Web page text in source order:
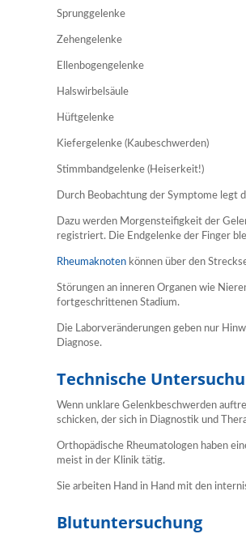
Sprunggelenke
Zehengelenke
Ellenbogengelenke
Halswirbelsäule
Hüftgelenke
Kiefergelenke (Kaubeschwerden)
Stimmbandgelenke (Heiserkeit!)
Durch Beobachtung der Symptome legt
Dazu werden Morgensteifigkeit der
registriert. Die Endgelenke der Finger
Rheumaknoten können über den
Störungen an inneren Organen wie
fortgeschrittenen Stadium.
Die Laborveränderungen geben nur
Diagnose.
Technische
Wenn unklare Gelenkbeschwerden
schicken, der sich in Diagnostik und
Orthopädische Rheumatologen haben
meist in der Klinik tätig.
Sie arbeiten Hand in Hand mit den
Blutuntersuchung